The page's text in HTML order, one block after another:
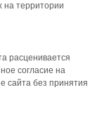
на территории
расценивается
согласие на
сайта без принятия